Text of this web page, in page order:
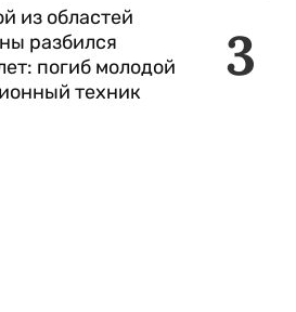
3
из областей
разбился
погиб молодой
техник